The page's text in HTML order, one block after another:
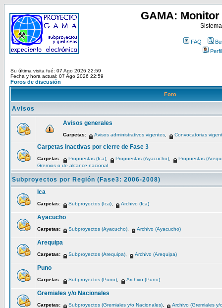
GAMA:
FAQ
Perfil
Su última visita fué: 07 Ago 2026 22:59
Fecha y hora actual: 07 Ago 2026 22:59
Foros de discusión
Foro
Avisos
Avisos generales
Carpetas: Avisos administrativos vigentes Convocatorias
Carpetas inactivas por cierre de Fase 3
Carpetas: Propuestas (Ica) Propuestas (Ayacucho)
Propuestas
Gremios o de alcance nacional
Subproyectos por Región (Fase3: 2006-2008)
Ica
Carpetas: Subproyectos (Ica) Archivo (Ica)
Ayacucho
Carpetas: Subproyectos (Ayacucho) Archivo (Ayacucho)
Arequipa
Carpetas: Subproyectos (Arequipa) Archivo (Arequipa)
Puno
Carpetas: Subproyectos (Puno) Archivo (Puno)
Gremiales y/o Nacionales
Carpetas: Subproyectos (Gremiales y/o Nacionales) Archivo (Gremiales y/